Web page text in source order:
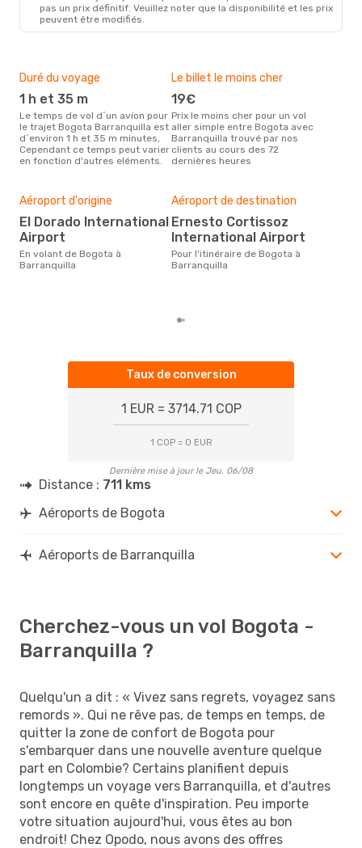
pas un prix définitif. Veuillez noter que la disponibilité et les prix
peuvent être modifiés.
Duré du voyage
1 h et 35 m
Le temps de vol d´un avion pour
le trajet Bogota Barranquilla est
d´environ 1 h et 35 m minutes,
Cependant ce temps peut varier
en fonction d'autres eléments.
Le billet le moins cher
19€
Prix le moins cher pour un vol
aller simple entre Bogota avec
Barranquilla trouvé par nos
clients au cours des 72
dernières heures
Aéroport d'origine
El Dorado International
Airport
En volant de Bogota à
Barranquilla
Aéroport de destination
Ernesto Cortissoz
International Airport
Pour l'itinéraire de Bogota à
Barranquilla
Taux de conversion
1 EUR = 3714.71 COP
1 COP = 0 EUR
Dernière mise à jour le Jeu. 06/08
Distance : 711 kms
Aéroports de Bogota
Aéroports de Barranquilla
Cherchez-vous un vol Bogota -
Barranquilla ?
Quelqu'un a dit : « Vivez sans regrets, voyagez sans
remords ». Qui ne rêve pas, de temps en temps, de
quitter la zone de confort de Bogota pour
s'embarquer dans une nouvelle aventure quelque
part en Colombie? Certains planifient depuis
longtemps un voyage vers Barranquilla, et d'autres
sont encore en quête d'inspiration. Peu importe
votre situation aujourd'hui, vous êtes au bon
endroit! Chez Opodo, nous avons des offres